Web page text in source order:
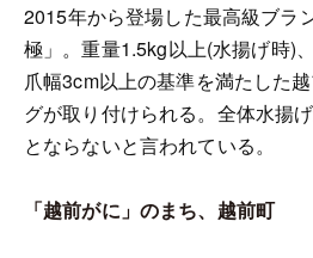
2015年から登場した最高級ブラ
極」。重量1.5kg以上(水揚げ時)
爪幅3cm以上の基準を満たした
グが取り付けられる。全体水揚
とならないと言われている。
「越前がに」のまち、越前町